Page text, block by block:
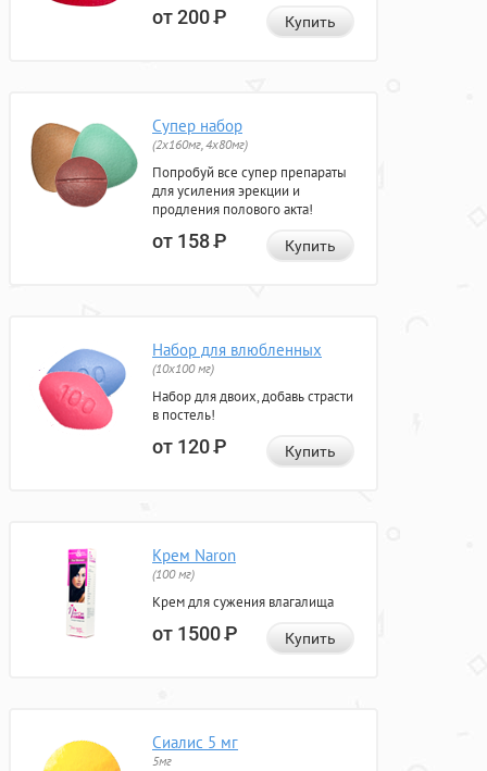
от 200Р Купить
Супер набор
(2х160мг, 4х80мг)
Попробуй все супер препараты
для усиления эрекции и
продления полового акта!
от 158Р Купить
Набор для влюбленных
(10х100 мг)
Набор для двоих, добавь страсти
в постель!
от 120Р Купить
Крем Naron
(100 мг)
Крем для сужения влагалища
от 1500Р Купить
Сиалис 5 мг
5мг